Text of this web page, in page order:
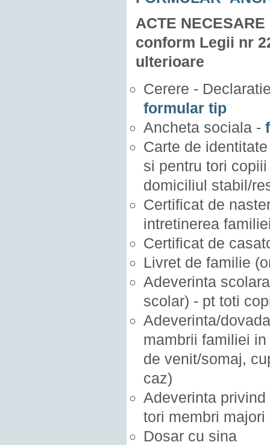
ACTE
conform Legii nr
ulterioare
Cerere -
formular tip
Ancheta sociala -
Carte de
si pentru tori
domiciliul stabil/
Certificat de
intretinerea
Certificat de
Livret de familie
Adeverinta
scolar) - pt toti
Adeverinta/
mambrii familiei
de venit/somaj,
caz)
Adeverinta
tori membri
Dosar cu sina